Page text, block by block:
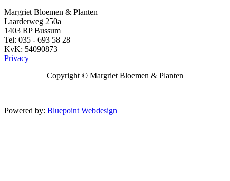
Margriet Bloemen & Planten
Laarderweg 250a
1403 RP Bussum
Tel: 035 - 693 58 28
KvK: 54090873
Privacy
Copyright © Margriet Bloemen & Planten
Powered by: Bluepoint Webdesign